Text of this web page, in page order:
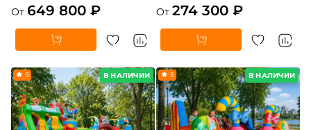
От 649 800 ₽
От 274 300 ₽
В НАЛИЧИИ
5 В НАЛИЧИИ
5